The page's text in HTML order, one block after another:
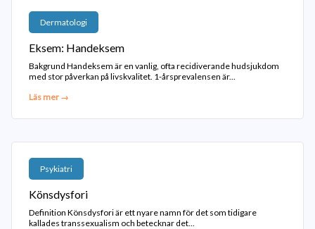
Dermatologi
Eksem: Handeksem
Bakgrund Handeksem är en vanlig, ofta recidiverande hudsjukdom
med stor påverkan på livskvalitet. 1-årsprevalensen är...
Läs mer →
Psykiatri
Könsdysfori
Definition Könsdysfori är ett nyare namn för det som tidigare
kallades transsexualism och betecknar det...